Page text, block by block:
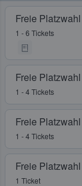
Freie Platzwahl
1 - 6 Tickets
Freie Platzwahl
1 - 4 Tickets
Freie Platzwahl
1 - 4 Tickets
Freie Platzwahl
1 Ticket